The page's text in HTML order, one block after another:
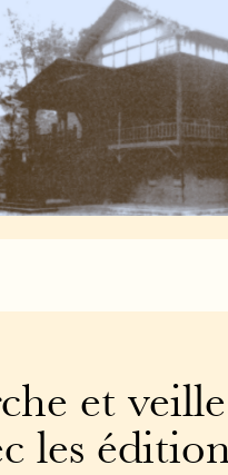
et veille
les